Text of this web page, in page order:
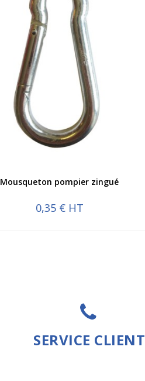
Aperçu rapide
Mousqueton pompier zingué
0,35 € HT
SERVICE CLIENT